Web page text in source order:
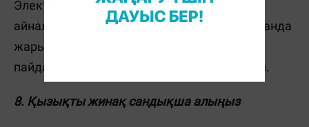
Электр қуаты мен суды үнемдеуді әдетке
айналдырыңыз. Мысалы, бөлмеден шыққанда
жарықты өшіріп жүріңіз және
пайдаланбасаңыз, суды ағызып қоймаңыз.
8. Қызықты жинақ сандықша алыңыз